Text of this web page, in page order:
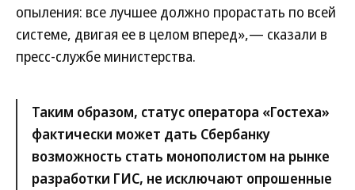
опыления: все лучшее должно прорастать по всей
системе, двигая ее в целом вперед»,— сказали в
пресс-службе министерства.
Таким образом, статус оператора «Гостеха»
фактически может дать Сбербанку
возможность стать монополистом на рынке
разработки ГИС, не исключают опрошенные